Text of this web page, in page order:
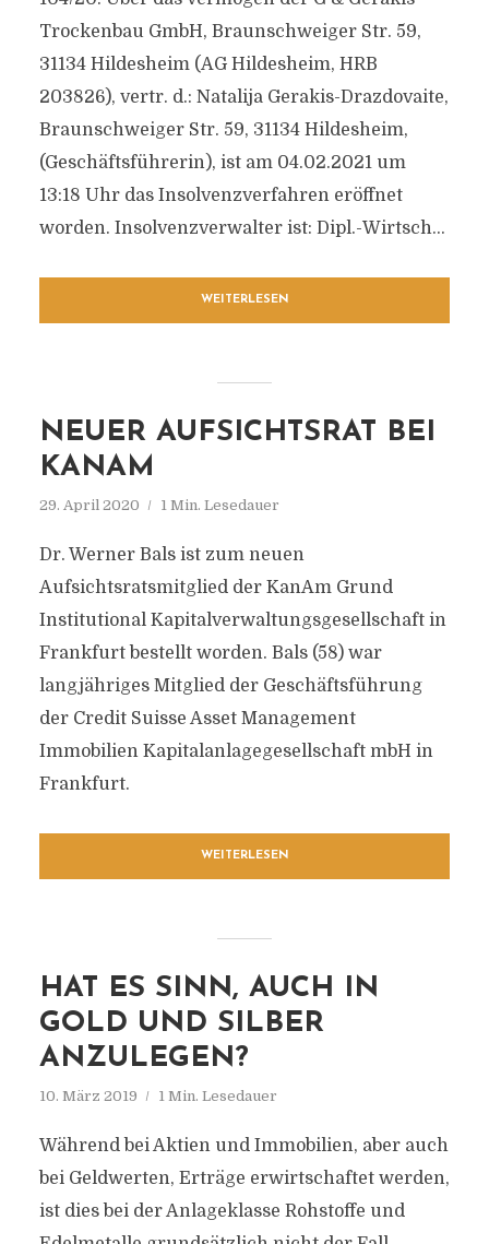
Trockenbau GmbH, Braunschweiger Str. 59,
31134 Hildesheim (AG Hildesheim, HRB
203826), vertr. d.: Natalija Gerakis-Drazdovaite,
Braunschweiger Str. 59, 31134 Hildesheim,
(Geschäftsführerin), ist am 04.02.2021 um
13:18 Uhr das Insolvenzverfahren eröffnet
worden. Insolvenzverwalter ist: Dipl.-Wirtsch...
WEITERLESEN
NEUER AUFSICHTSRAT BEI
KANAM
29. April 2020 1 Min. Lesedauer
Dr. Werner Bals ist zum neuen
Aufsichtsratsmitglied der KanAm Grund
Institutional Kapitalverwaltungsgesellschaft in
Frankfurt bestellt worden. Bals (58) war
langjähriges Mitglied der Geschäftsführung
der Credit Suisse Asset Management
Immobilien Kapitalanlagegesellschaft mbH in
Frankfurt.
WEITERLESEN
HAT ES SINN, AUCH IN
GOLD UND SILBER
ANZULEGEN?
10. März 2019 1 Min. Lesedauer
Während bei Aktien und Immobilien, aber auch
bei Geldwerten, Erträge erwirtschaftet werden,
ist dies bei der Anlageklasse Rohstoffe und